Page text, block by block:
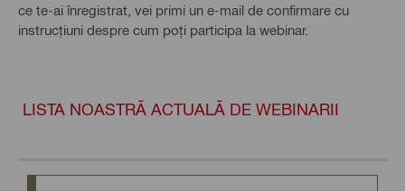
ce te-ai înregistrat, vei primi un e-mail de confirmare cu
instrucțiuni despre cum poți participa la webinar.
LISTA NOASTRĂ ACTUALĂ DE WEBINARII